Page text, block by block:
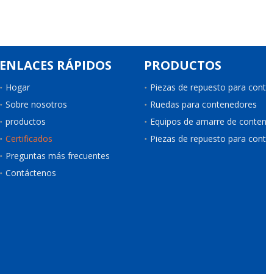
ENLACES RÁPIDOS
Hogar
Sobre nosotros
productos
Certificados
Preguntas más frecuentes
Contáctenos
PRODUCTOS
Ruedas para contenedores